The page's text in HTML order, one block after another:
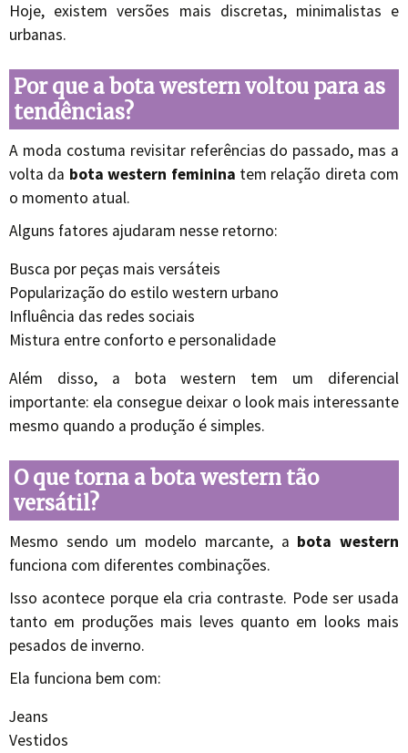
Hoje, existem versões mais discretas, minimalistas e
urbanas.
Por que a bota western voltou para as
tendências?
A moda costuma revisitar referências do passado, mas a
volta da bota western feminina tem relação direta com
o momento atual.
Alguns fatores ajudaram nesse retorno:
Busca por peças mais versáteis
Popularização do estilo western urbano
Influência das redes sociais
Mistura entre conforto e personalidade
Além disso, a bota western tem um diferencial
importante: ela consegue deixar o look mais interessante
mesmo quando a produção é simples.
O que torna a bota western tão
versátil?
Mesmo sendo um modelo marcante, a bota western
funciona com diferentes combinações.
Isso acontece porque ela cria contraste. Pode ser usada
tanto em produções mais leves quanto em looks mais
pesados de inverno.
Ela funciona bem com:
Jeans
Vestidos